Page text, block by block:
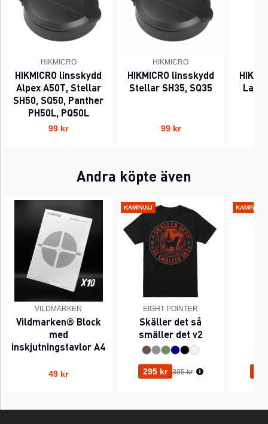
HIKMICRO
HIKMICRO linsskydd
Alpex A50T, Stellar
SH50, SQ50, Panther
PH50L, PQ50L
99 kr
HIKMICRO
HIKMICRO linsskydd
Stellar SH35, SQ35
99 kr
Andra köpte även
VILDMARKEN
Vildmarken® Block
med
inskjutningstavlor A4
49 kr
KAMPANJ
EIGHT POINTER
Skäller det så
smäller det v2
295 kr Ordinarie pris:
395 kr
KAMPANJ